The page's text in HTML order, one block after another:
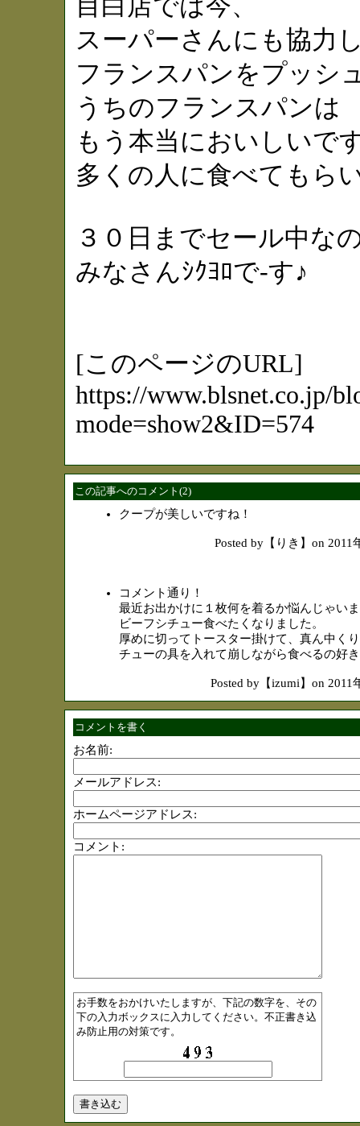
目白店では今、
スーパーさんにも協力
フランスパンをプッシ
うちのフランスパンは
もう本当においしいで
多くの人に食べてもら
３０日までセール中な
みなさんｼｸﾖﾛで-す♪
[このページのURL]
https://www.blsnet.co.jp/
mode=show2&ID=574
この記事へのコメント(2)
クープが美しいですね！
Posted by【りき】on 2011
コメント通り！
最近お出かけに１枚何を着るか悩んじゃい
ビーフシチュー食べたくなりました。
厚めに切ってトースター掛けて、真ん中く
チューの具を入れて崩しながら食べるの好
Posted by【izumi】on 2011
コメントを書く
お名前:
メールアドレス:
ホームページアドレス:
コメント:
お手数をおかけいたしますが、下記の数字を、その
下の入力ボックスに入力してください。不正書き込
み防止用の対策です。